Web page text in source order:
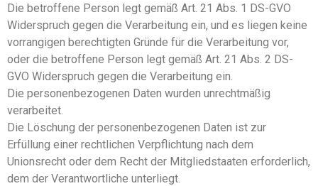
Die betroffene Person legt gemäß Art. 21 Abs. 1 DS-GVO
Widerspruch gegen die Verarbeitung ein, und es liegen keine
vorrangigen berechtigten Gründe für die Verarbeitung vor,
oder die betroffene Person legt gemäß Art. 21 Abs. 2 DS-
GVO Widerspruch gegen die Verarbeitung ein.
Die personenbezogenen Daten wurden unrechtmäßig
verarbeitet.
Die Löschung der personenbezogenen Daten ist zur
Erfüllung einer rechtlichen Verpflichtung nach dem
Unionsrecht oder dem Recht der Mitgliedstaaten erforderlich,
dem der Verantwortliche unterliegt.